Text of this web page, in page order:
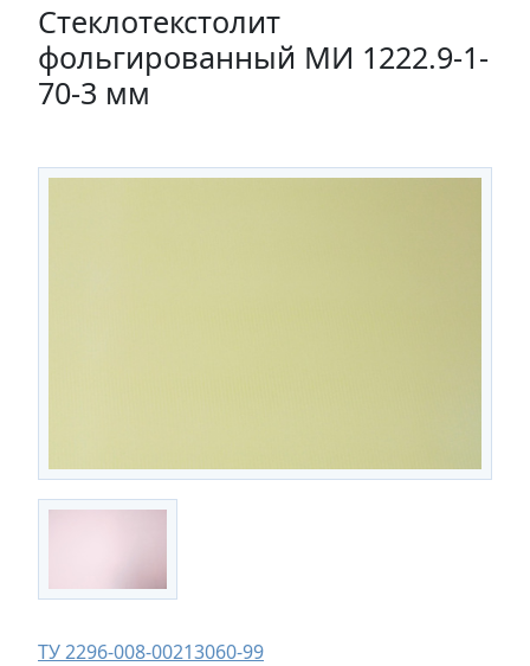
Стеклотекстолит
фольгированный МИ 1222.9-1-
70-3 мм
ТУ 2296-008-00213060-99